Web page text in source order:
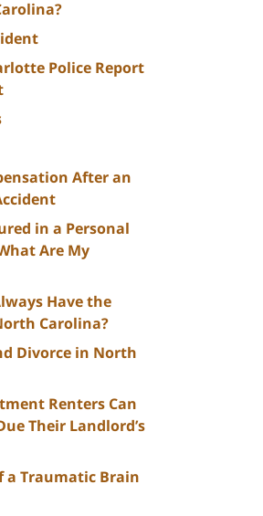
Police Report
After an
in a Personal
Are My
Have the
Carolina?
Divorce in North
Renters Can
Their Landlord’s
a Traumatic Brain